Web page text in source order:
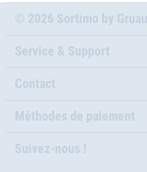
© 2026 Sortimo by Gruau
Service & Support
Contact
Méthodes de paiement
Suivez-nous !